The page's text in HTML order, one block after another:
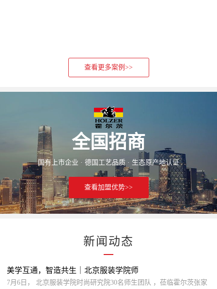
查看更多案例>>
全国招商
国有上市企业 · 德国工艺品质 · 生态原产地认证
查看加盟优势>>
新闻动态
美学互通，智造共生｜北京服装学院师
7月6日， 北京服装学院时尚研究院30名师生团队 ，莅临霍尔茨张家